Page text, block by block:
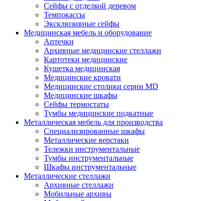
Сейфы с отделкой деревом
Темпокассы
Эксклюзивные сейфы
Медицинская мебель и оборудование
Аптечки
Архивные медицинские стеллажи
Картотеки медицинские
Кушетка медицинская
Медицинские кровати
Медицинские столики серии MD
Медицинские шкафы
Сейфы термостаты
Тумбы медицинские подкатные
Металлическая мебель для производства
Cпециализированные шкафы
Металлические верстаки
Тележки инструментальные
Тумбы инструментальные
Шкафы инструментальные
Металлические стеллажи
Архивные стеллажи
Мобильные архивы